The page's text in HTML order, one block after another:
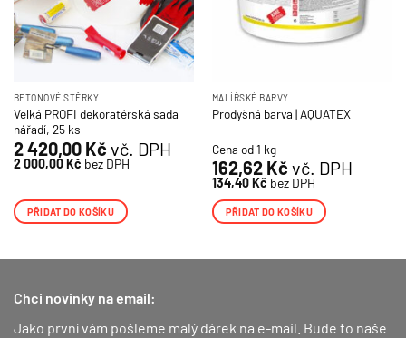
BETONOVÉ STĚRKY
Velká PROFI dekoratérská sada
nářadí, 25 ks
2 420,00 Kč vč. DPH
2 000,00Kč bez DPH
PŘIDAT DO KOŠÍKU
MALÍŘSKÉ BARVY
Prodyšná barva | AQUATEX
Cena od 1 kg
162,62 Kč vč. DPH
134,40Kč bez DPH
PŘIDAT DO KOŠÍKU
Chci novinky na email:
Jako první vám pošleme malý dárek na e-mail. Bude to naše